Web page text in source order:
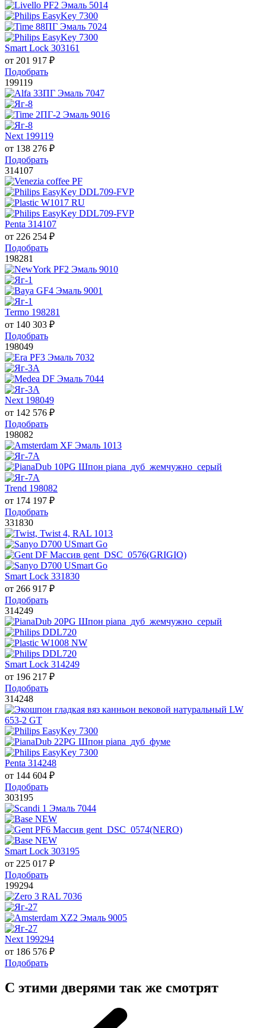
Smart Lock 303161
от 201 917 ₽
Подобрать
199119
Next 199119
от 138 276 ₽
Подобрать
314107
Penta 314107
от 226 254 ₽
Подобрать
198281
Termo 198281
от 140 303 ₽
Подобрать
198049
Next 198049
от 142 576 ₽
Подобрать
198082
Trend 198082
от 174 197 ₽
Подобрать
331830
Smart Lock 331830
от 266 917 ₽
Подобрать
314249
Smart Lock 314249
от 196 217 ₽
Подобрать
314248
Penta 314248
от 144 604 ₽
Подобрать
303195
Smart Lock 303195
от 225 017 ₽
Подобрать
199294
Next 199294
от 186 576 ₽
Подобрать
С этими дверями так же смотрят